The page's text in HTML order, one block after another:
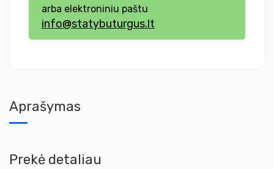
arba elektroniniu paštu
info@statybuturgus.lt
Aprašymas
Prekė detaliau